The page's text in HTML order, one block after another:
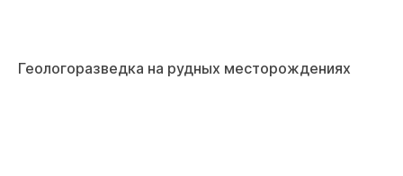
Геологоразведка на рудных месторождениях